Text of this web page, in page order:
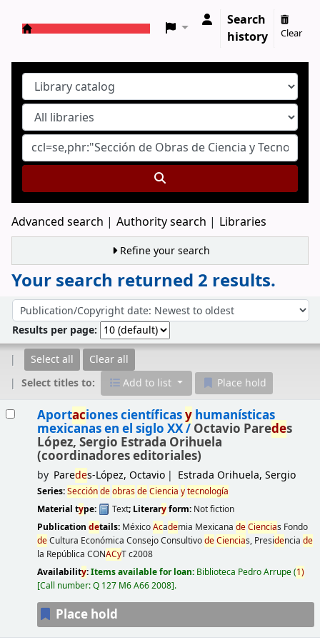
Search
history
Clear
Advanced search Authority search Libraries
Refine your search
Your search returned 2 results.
Sort by:
Results per page:
Select all
Clear all
Select titles to:
Add to list Place hold
Aportaciones científicasyhumanísticas
mexicanas en el siglo XX /Octavio Paredes
López, Sergio Estrada Orihuela
(coordinadores editoriales)
by Paredes-López, Octavio Estrada Orihuela, Sergio
Series:SeccióndeobrasdeCiencia ytecnología
Material type: Text; Literaryform: Not fiction
Publication details: MéxicoAcademia Mexicana deCiencias Fondo
deCultura Económica Consejo ConsultivodeCiencias, Presidencia de
la República CONACyTc2008
Availability:Items available for loan: Biblioteca Pedro Arrupe(1)
Call number:Q 127 M6 A66 2008 .
Place hold